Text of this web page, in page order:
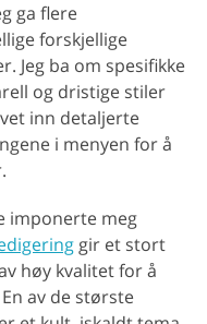
ga flere
forskjellige
Jeg ba om spesifikke
og dristige stiler
inn detaljerte
i menyen for å
imponerte meg
gir et stort
høy kvalitet for å
av de største